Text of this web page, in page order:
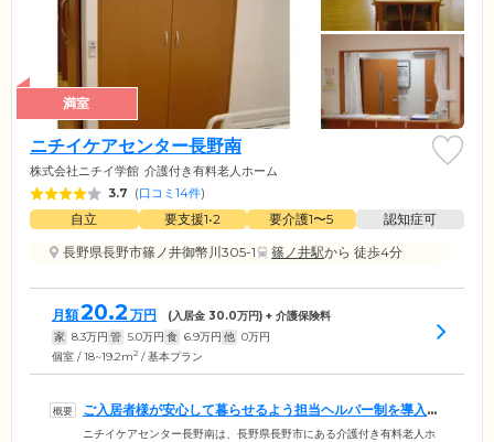
満室
ニチイケアセンター長野南
株式会社ニチイ学館 介護付き有料老人ホーム
3.7 (口コミ14件)
自立 要支援1•2 要介護1〜5
認知症可
長野県長野市篠ノ井御幣川305-1
篠ノ井駅から 徒歩4分
月額20.2 万円 (入居金 30.0万円) + 介護保険料
家 8.3万円 管 5.0万円 食 6.9万円 他 0万円
個室 / 18~19.2m2 / 基本プラン
ご入居者様が安心して暮らせるよう担当ヘルパー制を導入し
ています
ニチイケアセンター長野南は、長野県長野市にある介護付き有料老人ホ